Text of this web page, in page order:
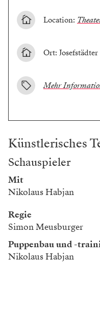
Location:
Ort:
Mehr
Künstlerisches
Schauspieler
Mit
Nikolaus Habjan
Regie
Simon Meusburger
Puppenbau und -
Nikolaus Habjan